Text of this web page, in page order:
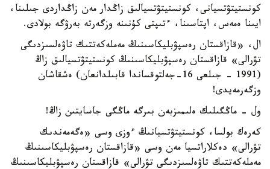
كونستيتۋتسيانى، كونستيتۋتسيالىق زاڭدار مەن زاڭداردى جىلىنا،
ايىنا ەمەس، اپتاسىنا، ءتىپتى كۇنىنە وزگەرتە بەرۋگە بولادى.
ال، «قازاقستان رەسپۋبليكاسىنىڭ مەملەكەتتىك تاۋەلسىزدىگى
تۋرالى» قازاقستان رەسپۋبليكاسىنىڭ كونستيتۋتسيالىق زاڭ
(1991 - جىلعى 16-جەلتوقساندا قابىلدانعان) ەشقاشان
وزگەرمەيدى!
ول - ماڭگىلىك ەلىمىزبەن بىرگە ماڭگى جاسايتىن زاڭ!
كەرەك بولسا، كونستيتۋتسيانىڭ ءوزى وسى «ەگەمەندىك
تۋرالى» دەكلاراتسيا مەن وسى «قازاقستان رەسپۋبليكاسىنىڭ
مەملەكەتتىك تاۋەلسىزدىگى تۋرالى» قازاقستان رەسپۋبليكاسىنىڭ